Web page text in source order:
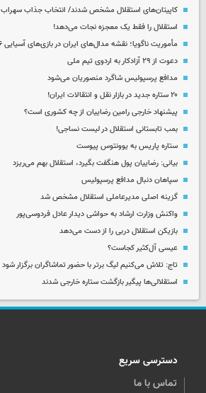
کاپیتان‌های استقلال مشخص شدند/ انتخاب جذاب سهراب
استقلال را فقط یک معجزه نجات می‌دهد!
مأموریت ناگویا؛ نقشه مدال‌های ایران در بازی‌های آسیایی ۲۰۲۶
دعوت از ۲۹ آزادکار به اردوی تیم ملی
مدافع پرسپولیس شاگرد منصوریان می‌شود
۲۰ ستاره جدید در بازار نقل و انتقالات ایران!
پیشنهاد خارجی رامین رضاییان از چه کشوری است؟
بمب تابستانی استقلال در لیست نساجی!
ستاره پاریس به یوونتوس پیوست
بیانی: رضاییان پول هنگفت بگیرد، استقلال بهم می‌ریزد
سپاهان دنبال مدافع پرسپولیس
گزینه اصلی مدیرعاملی استقلال مشخص شد
واکنش وزارت ارشاد به حواشی دیدار عادل فردوسی‌پور
بازیکن استقلال دربی را از دست می‌دهد
عیسی آل‌کثیر کجاست؟
تاج: تلاش می‌کنیم لیگ برتر با حضور تماشاگران برگزار شود
استقلالی‌ها پیگیر بازگشت ستاره خارجی شدند
دسترسی سریع
تماس با ما